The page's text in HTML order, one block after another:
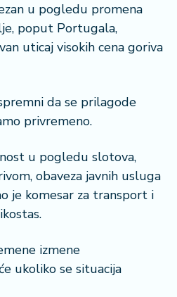
u pogledu promena
poput Portugala,
uticaj visokih cena goriva
da se prilagode
privremeno.
u pogledu slotova,
obaveza javnih usluga
je komesar za transport i
izmene
ukoliko se situacija